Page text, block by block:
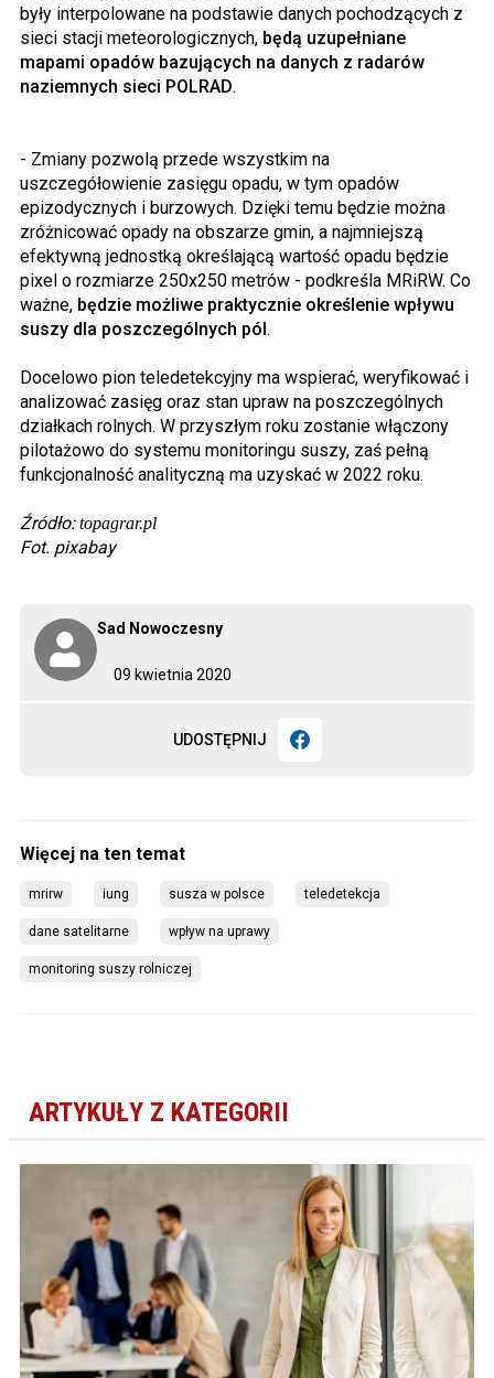
09 kwietnia 2020
Sad Nowoczesny
UDOSTĘPNIJ
były interpolowane na podstawie danych pochodzących z
sieci stacji meteorologicznych, będą uzupełniane
mapami opadów bazujących na danych z radarów
naziemnych sieci POLRAD.
- Zmiany pozwolą przede wszystkim na
uszczegółowienie zasięgu opadu, w tym opadów
epizodycznych i burzowych. Dzięki temu będzie można
zróżnicować opady na obszarze gmin, a najmniejszą
efektywną jednostką określającą wartość opadu będzie
pixel o rozmiarze 250x250 metrów - podkreśla MRiRW. Co
ważne, będzie możliwe praktycznie określenie wpływu
suszy dla poszczególnych pól.
Docelowo pion teledetekcyjny ma wspierać, weryfikować i
analizować zasięg oraz stan upraw na poszczególnych
działkach rolnych. W przyszłym roku zostanie włączony
pilotażowo do systemu monitoringu suszy, zaś pełną
funkcjonalność analityczną ma uzyskać w 2022 roku.
Źródło:topagrar.pl
Fot. pixabay
mrirw iung susza w polsce teledetekcja
dane satelitarne wpływ na uprawy
monitoring suszy rolniczej
ARTYKUŁY Z KATEGORII